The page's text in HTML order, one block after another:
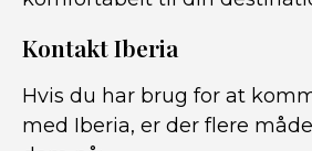
Kontakt Iberia
Hvis du har brug for at
med Iberia, er der flere